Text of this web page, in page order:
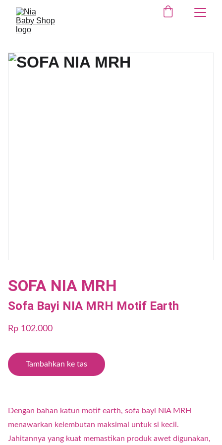
SOFA NIA MRH
Sofa Bayi NIA MRH Motif Earth
Rp 102.000
Tambahkan ke tas
Dengan bahan katun motif earth, sofa bayi NIA MRH
menawarkan kelembutan maksimal untuk si kecil.
Jahitannya yang kuat memastikan produk awet digunakan,